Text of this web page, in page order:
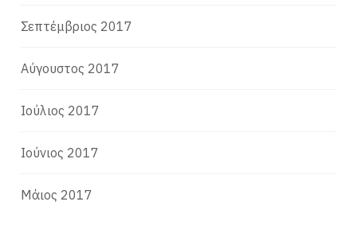
Σεπτέμβριος 2017
Αύγουστος 2017
Ιούλιος 2017
Ιούνιος 2017
Μάιος 2017